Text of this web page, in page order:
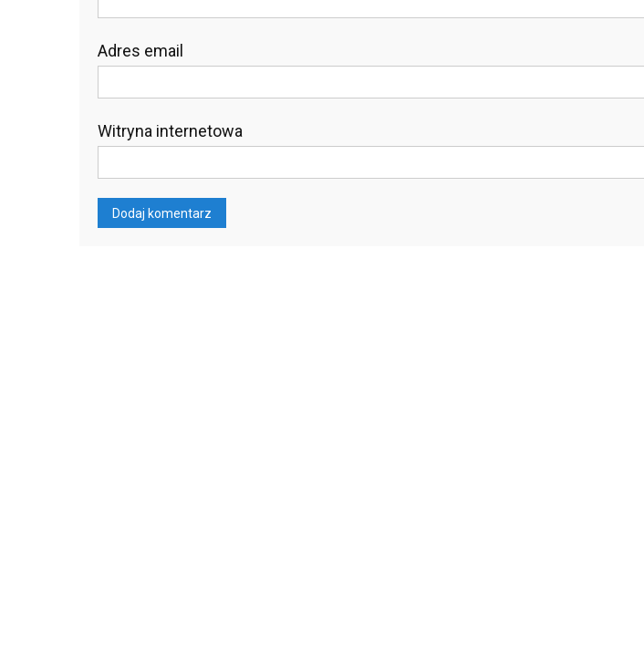
Adres email
Witryna internetowa